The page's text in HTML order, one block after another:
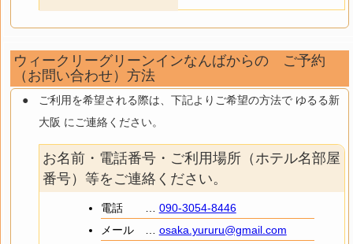
ウィークリーグリーンインなんばからの ご予約
（お問い合わせ）方法
ご利用を希望される際は、下記よりご希望の方法で ゆるる新
大阪 にご連絡ください。
お名前・電話番号・ご利用場所（ホテル名部屋
番号）等をご連絡ください。
電話
090-3054-8446
メール
osaka.yururu@gmail.com